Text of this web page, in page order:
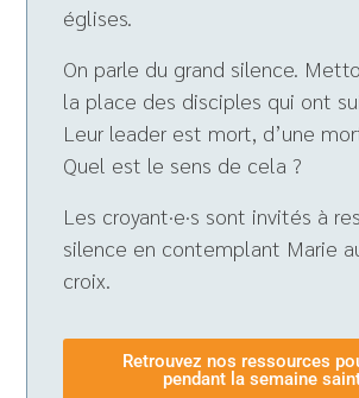
églises.
On parle du grand silence.
la place des disciples qui ont
Leur leader est mort, d’une
Quel est le sens de cela ?
Les croyant·e·s sont invités à
silence en contemplant Marie
croix.
Retrouvez nos ressources
pendant la semaine